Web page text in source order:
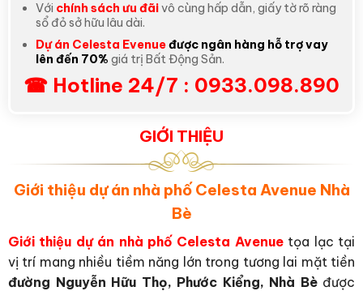
Với chính sách ưu đãivô cùng hấp dẫn, giấy tờ rõ ràng
sổ đỏ sở hữu lâu dài.
Dự án Celesta Evenueđược ngân hàng hỗ trợ vay
lên đến 70% giá trị Bất Động Sản.
☎ Hotline 24/7 : 0933.098.890
GIỚI THIỆU
Giới thiệu dự án nhà phố Celesta Avenue Nhà
Bè
Giới thiệu dự án nhà phố Celesta Avenue tọa lạc tại
vị trí mang nhiều tiềm năng lớn trong tương lai mặt tiền
đường Nguyễn Hữu Thọ, Phước Kiểng, Nhà Bèđược